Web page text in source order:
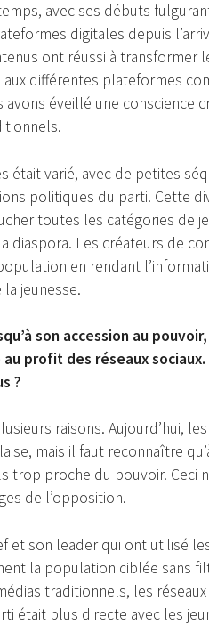
avec ses débuts
digitales depuis
ont réussi à transformer
différentes plateformes
éveillé une conscience
était varié, avec de petites
politiques du parti. Cette
toutes les catégories de
diaspora. Les créateurs de
en rendant
jeunesse.
son accession au
profit des réseaux
?
raisons. Aujourd’hui,
mais il faut reconnaître
trop proche du pouvoir. Ceci
de l’opposition.
et son leader qui ont utilisé
la population ciblée sans
traditionnels, les
était plus directe avec les